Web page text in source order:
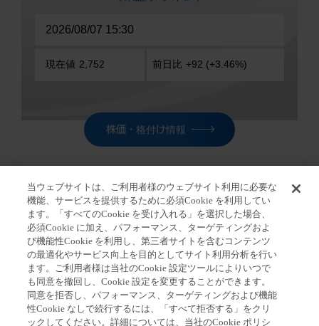
ホーム > 株主・投資家の皆さま >
IR ニュー
ス > 2021年3月12日号 ニュースリリース ピックアップ
株価・格付け情報
第一三共個人情報保護方針 クッキーポリシー
当ウェブサイトは、ご利用者様のウェブサイト利用に必要な
機能、サービスを提供するために必須Cookie を利用してい
ます。「すべてのCookie を受け入れる」を選択した場合、
必須Cookie に加え、パフォーマンス、ターゲティングおよ
び機能性Cookie を利用し、第三者サイトを含むコンテンツ
の最適化やサービス向上を目的としてサイト利用分析を行い
ます。ご利用者様は当社のCookie 設定ツールによりいつで
も同意を撤回し、Cookie 設定を変更することができます。
同意を拒否し、パフォーマンス、ターゲティングおよび機能
性Cookie なしで続行するには、「すべて拒否する」をクリ
ックしてください。詳細については、当社のCookie ポリシ